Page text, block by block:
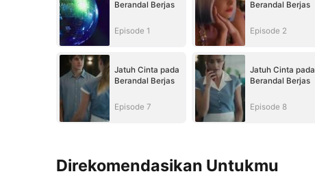
Berandal Berjas
Episode 1
Berandal Berjas
Episode 2
Jatuh Cinta pada
Berandal Berjas
Episode 7
Jatuh Cinta pada
Berandal Berjas
Episode 8
Direkomendasikan Untukmu